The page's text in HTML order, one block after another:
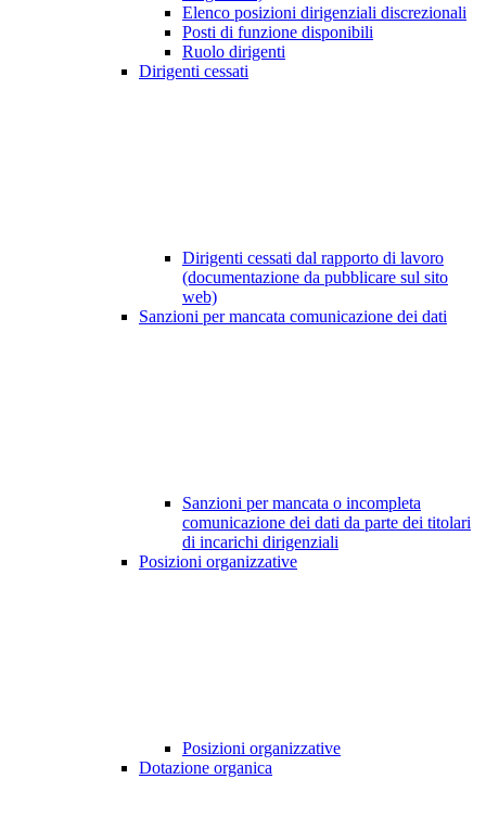
Elenco posizioni dirigenziali discrezionali
Posti di funzione disponibili
Ruolo dirigenti
Dirigenti cessati
Dirigenti cessati dal rapporto di lavoro
(documentazione da pubblicare sul sito
web)
Sanzioni per mancata comunicazione dei dati
Sanzioni per mancata o incompleta
comunicazione dei dati da parte dei titolari
di incarichi dirigenziali
Posizioni organizzative
Posizioni organizzative
Dotazione organica